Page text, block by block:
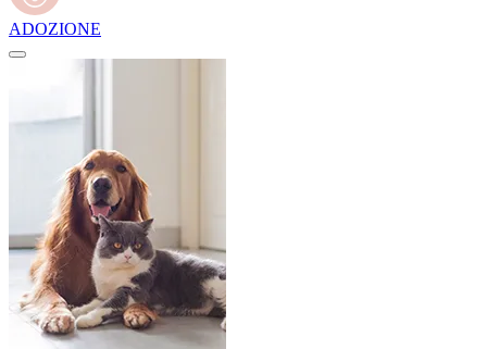
ADOZIONE